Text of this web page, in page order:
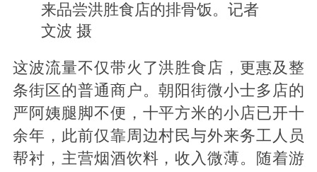
来品尝洪胜食店的排骨饭。记者
文波 摄
这波流量不仅带火了洪胜食店，更惠及整
条街区的普通商户。朝阳街微小士多店的
严阿姨腿脚不便，十平方米的小店已开十
余年，此前仅靠周边村民与外来务工人员
帮衬，主营烟酒饮料，收入微薄。随着游